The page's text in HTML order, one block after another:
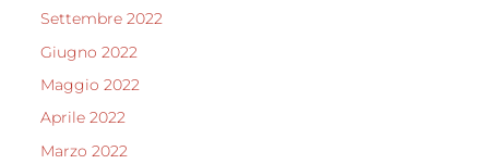
Settembre 2022
Giugno 2022
Maggio 2022
Aprile 2022
Marzo 2022